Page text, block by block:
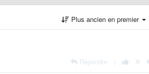
Plus ancien en premier
Répondre